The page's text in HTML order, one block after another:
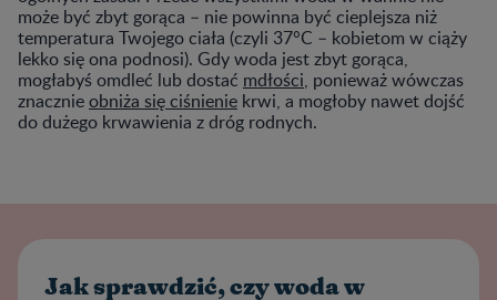
może być zbyt gorąca – nie powinna być cieplejsza niż
temperatura Twojego ciała (czyli 37°C – kobietom w ciąży
lekko się ona podnosi). Gdy woda jest zbyt gorąca,
mogłabyś omdleć lub dostać mdłości, ponieważ wówczas
znacznieobniża się ciśnienie krwi, a mogłoby nawet dojść
do dużego krwawienia z dróg rodnych.
Jak sprawdzić, czy woda w